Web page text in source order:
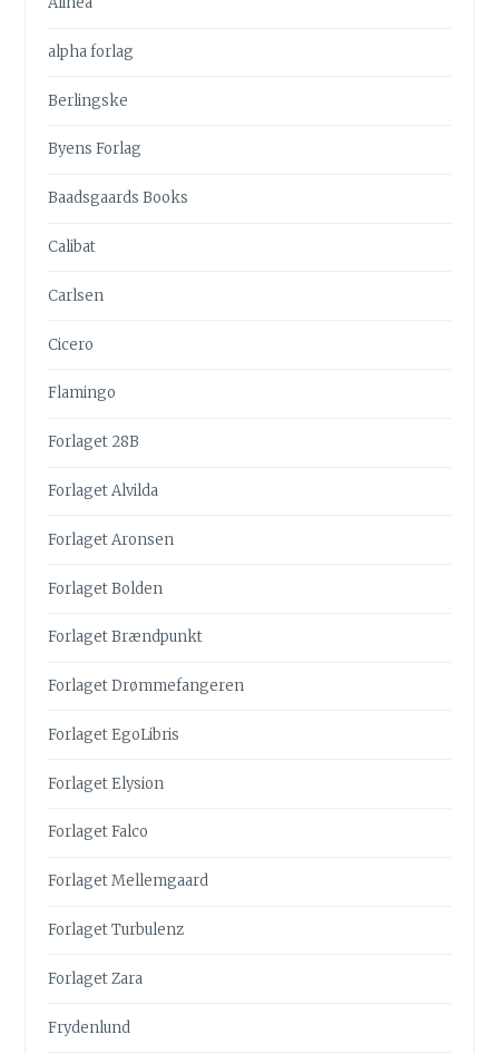
alpha forlag
Berlingske
Byens Forlag
Baadsgaards Books
Calibat
Carlsen
Cicero
Flamingo
Forlaget 28B
Forlaget Alvilda
Forlaget Aronsen
Forlaget Bolden
Forlaget Brændpunkt
Forlaget Drømmefangeren
Forlaget EgoLibris
Forlaget Elysion
Forlaget Falco
Forlaget Mellemgaard
Forlaget Turbulenz
Forlaget Zara
Frydenlund